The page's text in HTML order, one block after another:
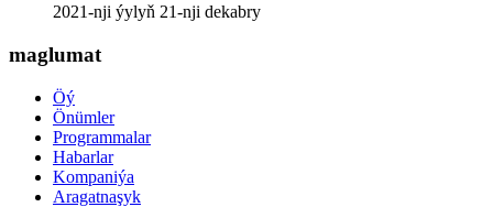
2021-nji ýylyň 21-nji dekabry
maglumat
Öý
Önümler
Programmalar
Habarlar
Kompaniýa
Aragatnaşyk